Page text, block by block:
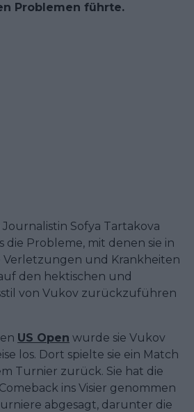
Problemen führte.
Sofya Tartakova
die Probleme, mit denen sie in
Verletzungen und Krankheiten
den hektischen und
von Vukov zurückzuführen
US Open wurde sie Vukov
los. Dort spielte sie ein Match
Turnier zurück. Sie hat die
ins Visier genommen
abgesagt, darunter die